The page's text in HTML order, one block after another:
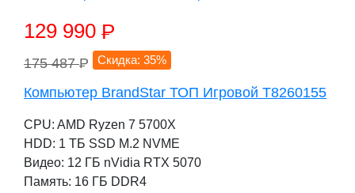
129 990 P
175 487P Скидка: 35%
Компьютер BrandStar ТОП Игровой T8260155
CPU: AMD Ryzen 7 5700X
HDD: 1 TБ SSD M.2 NVME
Видео: 12 ГБ nVidia RTX 5070
Память: 16 ГБ DDR4